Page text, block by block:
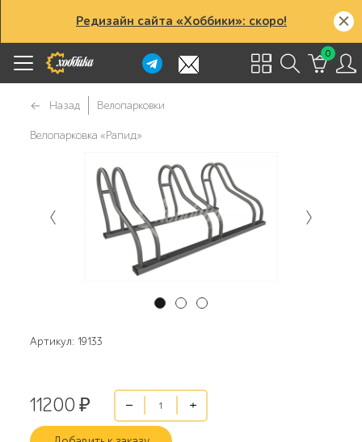
Редизайн сайта «Хоббики»: скоро!
0
Назад Велопарковки
Велопарковка «Рапид»
Артикул: 19133
11200 ₽